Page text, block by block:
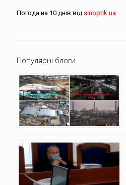
Погода на 10 днів від sinoptik.ua
Популярні блоги